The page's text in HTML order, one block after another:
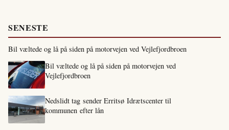
SENESTE
Bil væltede og lå på siden på motorvejen ved Vejlefjordbroen
Bil væltede og lå på siden på motorvejen ved
Vejlefjordbroen
Nedslidt tag sender Erritsø Idrætscenter til
kommunen efter lån